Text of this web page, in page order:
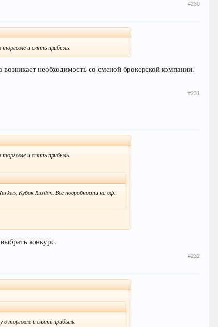
#230
и снять прибыль.
необходимость со сменой брокерской компании.
#231
и снять прибыль.
Кубок Ruslion. Все подробности на оф.
конкурс.
#232
торговле и снять прибыль.